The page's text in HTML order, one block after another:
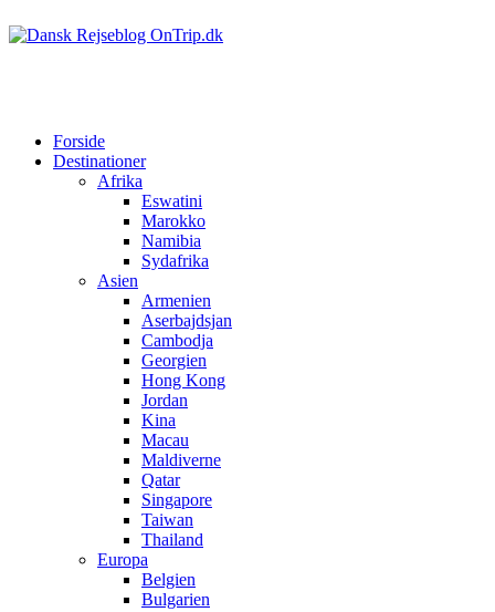
Forside
Destinationer
Afrika
Eswatini
Marokko
Namibia
Sydafrika
Asien
Armenien
Aserbajdsjan
Cambodja
Georgien
Hong Kong
Jordan
Kina
Macau
Maldiverne
Qatar
Singapore
Taiwan
Thailand
Europa
Belgien
Bulgarien